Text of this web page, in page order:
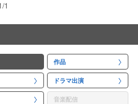
1
作品
ドラマ出演
音楽配信